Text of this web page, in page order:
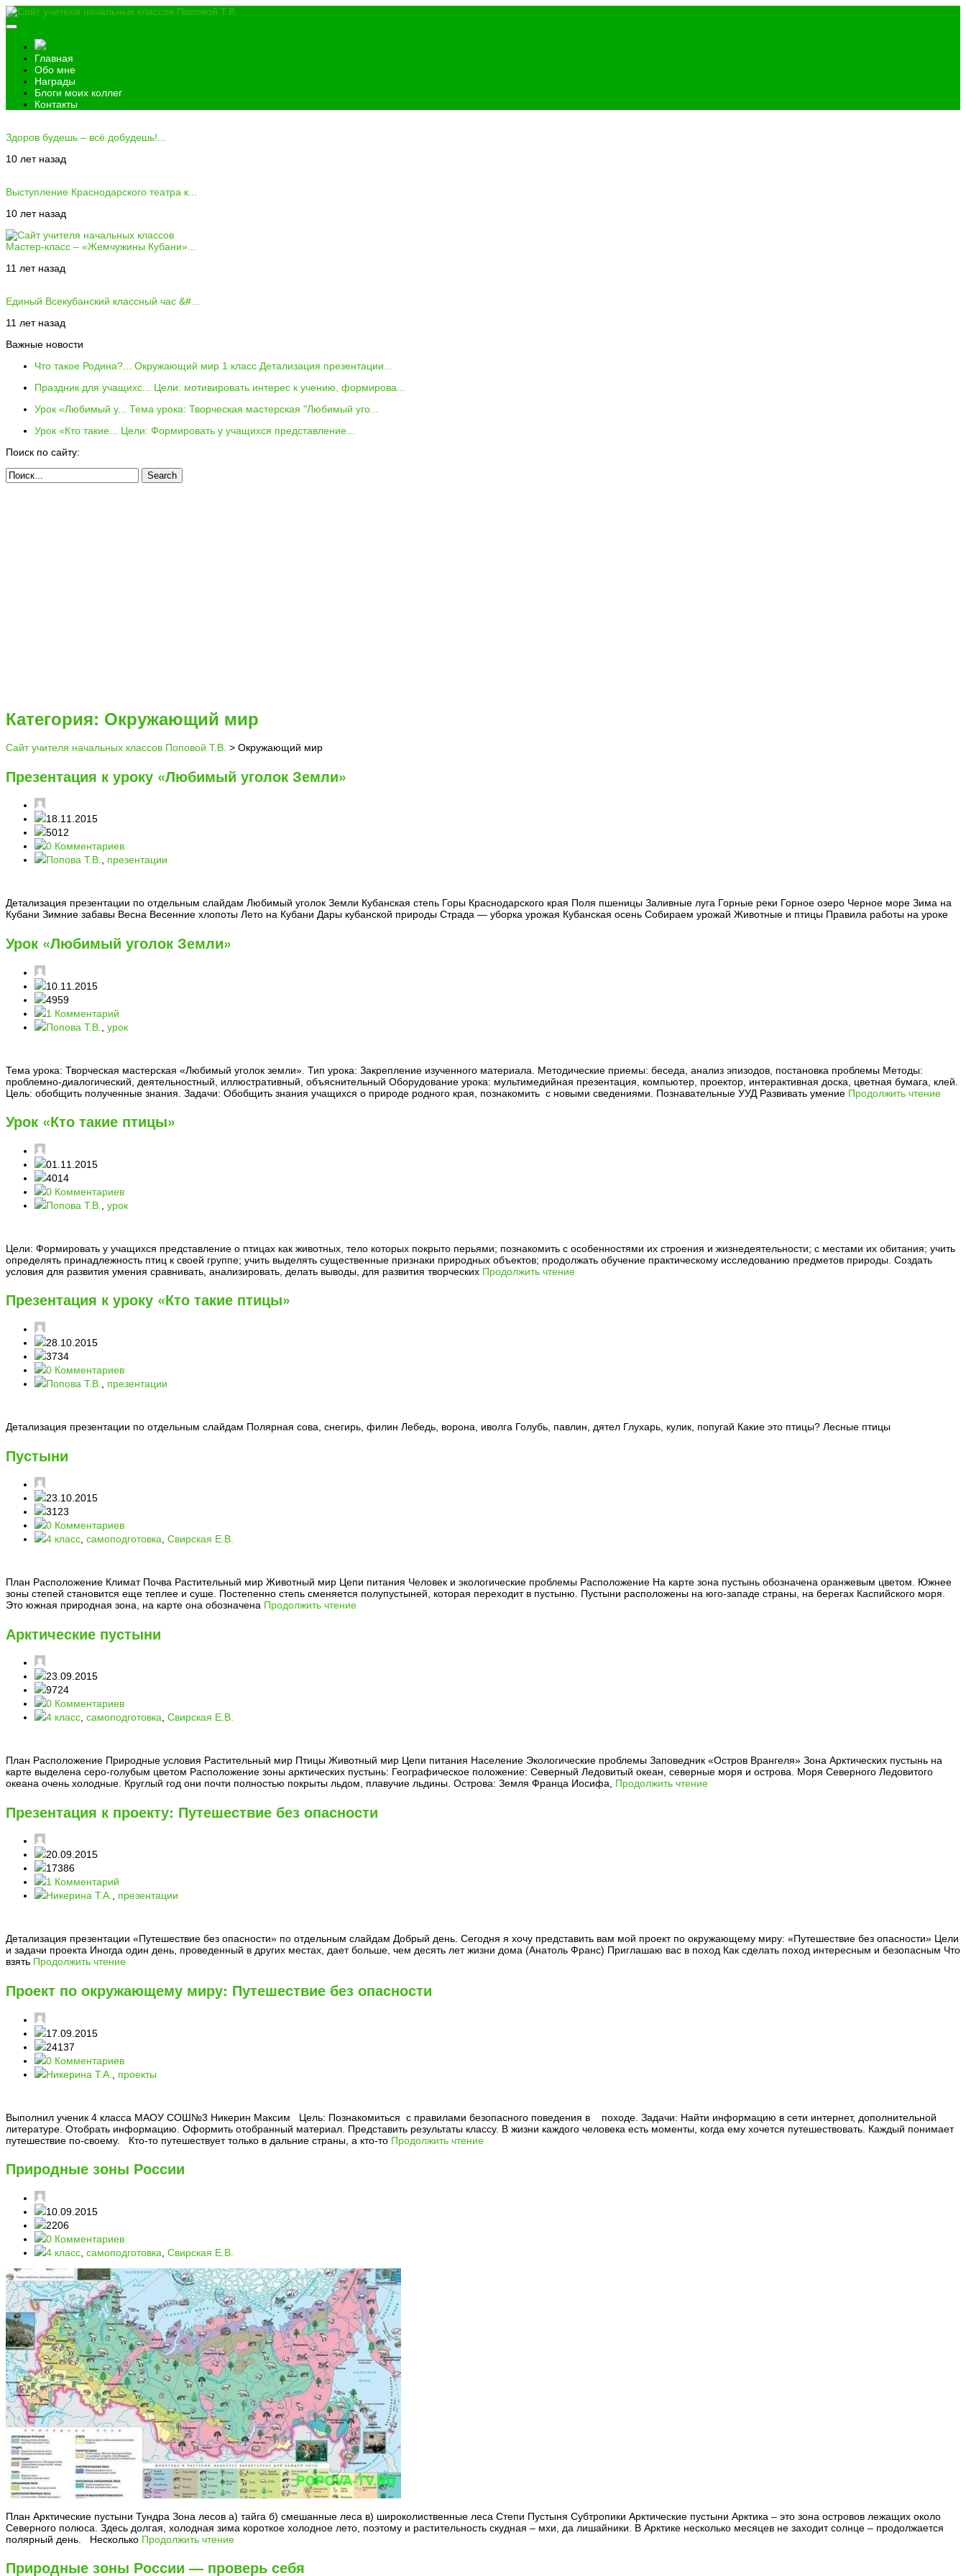
Главная
Обо мне
Награды
Блоги моих коллег
Контакты
Здоров будешь – всё добудешь!...
10 лет назад
Выступление Краснодарского театра к...
10 лет назад
Мастер-класс – «Жемчужины Кубани»...
11 лет назад
Единый Всекубанский классный час &#...
11 лет назад
Важные новости
Что такое Родина?...
Окружающий мир 1 класс Детализация презентации...
Праздник для учащихс...
Цели: мотивировать интерес к учению, формирова...
Урок «Любимый у...
Тема урока: Творческая мастерская "Любимый уго...
Урок «Кто такие...
Цели: Формировать у учащихся представление...
Поиск по сайту:
Категория: Окружающий мир
Сайт учителя начальных классов Поповой Т.В. > Окружающий мир
Презентация к уроку «Любимый уголок Земли»
18.11.2015
5012
0 Комментариев
Попова Т.В., презентации
Детализация презентации по отдельным слайдам Любимый уголок Земли Кубанская степь Горы Краснодарского края Поля пшеницы Заливные луга Горные реки Горное озеро Черное море Зима на
Кубани Зимние забавы Весна Весенние хлопоты Лето на Кубани Дары кубанской природы Страда — уборка урожая Кубанская осень Собираем урожай Животные и птицы Правила работы на уроке
Урок «Любимый уголок Земли»
10.11.2015
4959
1 Комментарий
Попова Т.В.
урок
Тема урока: Творческая мастерская «Любимый уголок земли». Тип урока: Закрепление изученного материала. Методические приемы: беседа, анализ эпизодов, постановка проблемы Методы:
проблемно-диалогический, деятельностный, иллюстративный, объяснительный Оборудование урока: мультимедийная презентация, компьютер, проектор, интерактивная доска, цветная бумага, клей.
Цель: обобщить полученные знания. Задачи: Обобщить знания учащихся о природе родного края, познакомить с новыми сведениями. Познавательные УУД Развивать умение Продолжить чтение
Урок «Кто такие птицы»
01.11.2015
4014
0 Комментариев
Попова Т.В.
урок
Цели: Формировать у учащихся представление о птицах как животных, тело которых покрыто перьями; познакомить с особенностями их строения и жизнедеятельности; с местами их обитания; учить
определять принадлежность птиц к своей группе; учить выделять существенные признаки природных объектов; продолжать обучение практическому исследованию предметов природы. Создать
условия для развития умения сравнивать, анализировать, делать выводы, для развития творческих Продолжить чтение
Презентация к уроку «Кто такие птицы»
28.10.2015
3734
0 Комментариев
Попова Т.В.
презентации
Детализация презентации по отдельным слайдам Полярная сова, снегирь, филин Лебедь, ворона, иволга Голубь, павлин, дятел Глухарь, кулик, попугай Какие это птицы? Лесные птицы
Пустыни
23.10.2015
3123
0 Комментариев
4 класс самоподготовка Свирская Е.В.
План Расположение Климат Почва Растительный мир Животный мир Цепи питания Человек и экологические проблемы Расположение На карте зона пустынь обозначена оранжевым цветом. Южнее
зоны степей становится еще теплее и суше. Постепенно степь сменяется полупустыней, которая переходит в пустыню. Пустыни расположены на юго-западе страны, на берегах Каспийского моря.
Это южная природная зона, на карте она обозначена Продолжить чтение
Арктические пустыни
23.09.2015
9724
0 Комментариев
4 класс, самоподготовка, Свирская Е.В.
План Расположение Природные условия Растительный мир Птицы Животный мир Цепи питания Население Экологические проблемы Заповедник «Остров Врангеля» Зона Арктических пустынь на
карте выделена серо-голубым цветом Расположение зоны арктических пустынь: Географическое положение: Северный Ледовитый океан, северные моря и острова. Моря Северного Ледовитого
океана очень холодные. Круглый год они почти полностью покрыты льдом, плавучие льдины. Острова: Земля Франца Иосифа, Продолжить чтение
Презентация к проекту: Путешествие без опасности
20.09.2015
17386
1 Комментарий
Никерина Т.А., презентации
Детализация презентации «Путешествие без опасности» по отдельным слайдам Добрый день. Сегодня я хочу представить вам мой проект по окружающему миру: «Путешествие без опасности» Цели
и задачи проекта Иногда один день, проведенный в других местах, дает больше, чем десять лет жизни дома (Анатоль Франс) Приглашаю вас в поход Как сделать поход интересным и безопасным Что
взять Продолжить чтение
Проект по окружающему миру: Путешествие без опасности
17.09.2015
24137
0 Комментариев
Никерина Т.А.
проекты
Выполнил ученик 4 класса МАОУ СОШ№3 Никерин Максим Цель: Познакомиться с правилами безопасного поведения в походе. Задачи: Найти информацию в сети интернет, дополнительной
литературе. Отобрать информацию. Оформить отобранный материал. Представить результаты классу. В жизни каждого человека есть моменты, когда ему хочется путешествовать. Каждый понимает
путешествие по-своему. Кто-то путешествует только в дальние страны, а кто-то Продолжить чтение
Природные зоны России
10.09.2015
2206
0 Комментариев
4 класс самоподготовка Свирская Е.В.
План Арктические пустыни Тундра Зона лесов а) тайга б) смешанные леса в) широколиственные леса Степи Пустыня Субтропики Арктические пустыни Арктика – это зона островов лежащих около
Северного полюса. Здесь долгая, холодная зима короткое холодное лето, поэтому и растительность скудная – мхи, да лишайники. В Арктике несколько месяцев не заходит солнце – продолжается
полярный день. Несколько Продолжить чтение
Природные зоны России — проверь себя